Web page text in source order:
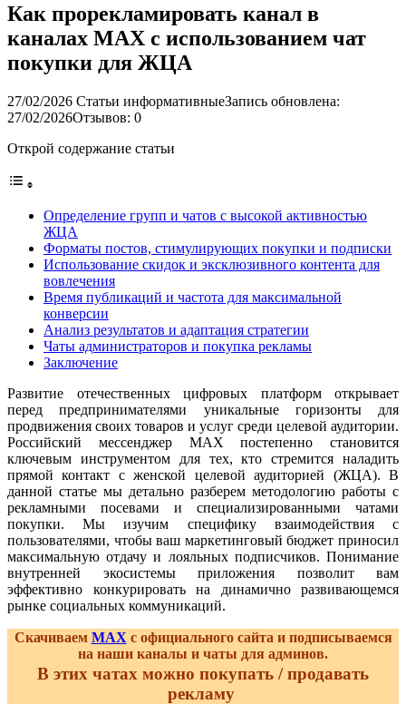
Как прорекламировать канал в
каналах MAX с использованием чат
покупки для ЖЦА
27/02/2026 Статьи информативныеЗапись обновлена:
27/02/2026Отзывов: 0
Открой содержание статьи
Определение групп и чатов с высокой активностью
ЖЦА
Форматы постов, стимулирующих покупки и подписки
Использование скидок и эксклюзивного контента для
вовлечения
Время публикаций и частота для максимальной
конверсии
Анализ результатов и адаптация стратегии
Чаты администраторов и покупка рекламы
Заключение
Развитие отечественных цифровых платформ открывает
перед предпринимателями уникальные горизонты для
продвижения своих товаров и услуг среди целевой аудитории.
Российский мессенджер MAX постепенно становится
ключевым инструментом для тех, кто стремится наладить
прямой контакт с женской целевой аудиторией (ЖЦА). В
данной статье мы детально разберем методологию работы с
рекламными посевами и специализированными чатами
покупки. Мы изучим специфику взаимодействия с
пользователями, чтобы ваш маркетинговый бюджет приносил
максимальную отдачу и лояльных подписчиков. Понимание
внутренней экосистемы приложения позволит вам
эффективно конкурировать на динамично развивающемся
рынке социальных коммуникаций.
Скачиваем MAX с официального сайта и подписываемся
на наши каналы и чаты для админов.
В этих чатах можно покупать / продавать
рекламу